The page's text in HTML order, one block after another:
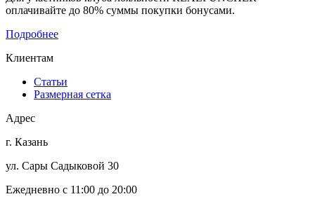
оплачивайте до 80% суммы покупки бонусами.
Подробнее
Клиентам
Статьи
Размерная сетка
Адрес
г. Казань
ул. Сары Садыковой 30
Ежедневно с 11:00 до 20:00